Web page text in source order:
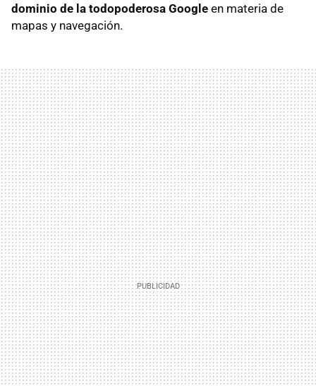
dominio de la todopoderosa Google en materia de
mapas y navegación.